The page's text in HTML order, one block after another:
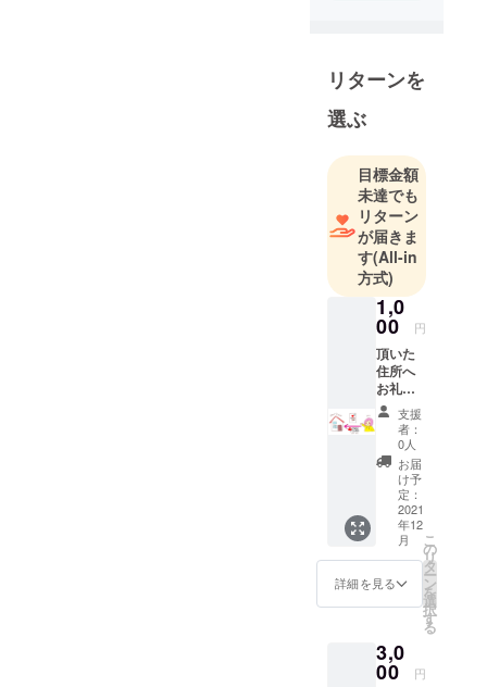
リターンを
選ぶ
目標金額
未達でも
リターン
が届きま
す(All-in
方式)
1,0
00 円
頂いた
住所へ
お礼の
メッ
セージ
を書い
たオリ
ジナル
のポス
トカー
ドを送
付させ
ていた
だきま
す。
支援
者：
0人
お届
け予
定：
2021
年12
月
詳細を見る
こ
の
リ
タ
ー
ン
を
選
択
す
る
3,0
00 円